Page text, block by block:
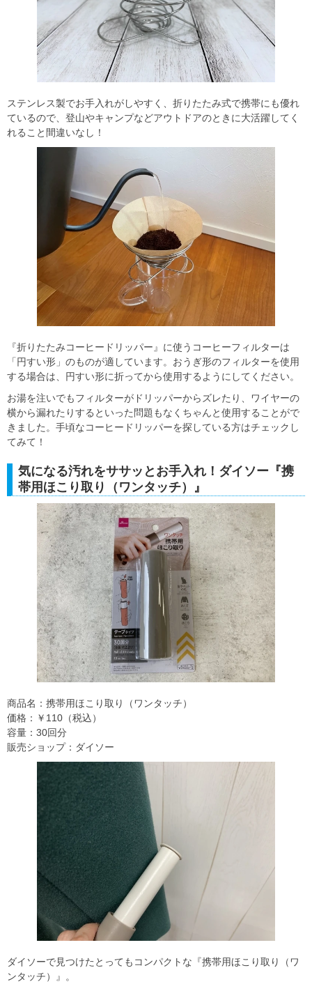
ステンレス製でお手入れがしやすく、折りたたみ式で携帯にも優れ
ているので、登山やキャンプなどアウトドアのときに大活躍してく
れること間違いなし！
『折りたたみコーヒードリッパー』に使うコーヒーフィルターは
「円すい形」のものが適しています。おうぎ形のフィルターを使用
する場合は、円すい形に折ってから使用するようにしてください。
お湯を注いでもフィルターがドリッパーからズレたり、ワイヤーの
横から漏れたりするといった問題もなくちゃんと使用することがで
きました。手頃なコーヒードリッパーを探している方はチェックし
てみて！
気になる汚れをササッとお手入れ！ダイソー『携
帯用ほこり取り（ワンタッチ）』
商品名：携帯用ほこり取り（ワンタッチ）
価格：￥110（税込）
容量：30回分
販売ショップ：ダイソー
ダイソーで見つけたとってもコンパクトな『携帯用ほこり取り（ワ
ンタッチ）』。